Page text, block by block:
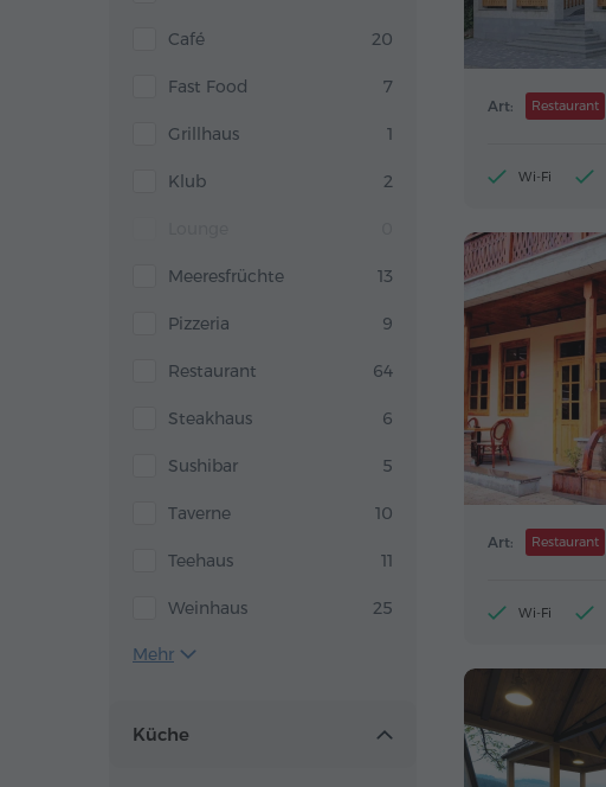
Café 20
Fast Food 7
Grillhaus 1
Klub 2
Meeresfrüchte 13
Pizzeria 9
Restaurant 64
Steakhaus 6
Sushibar 5
Taverne 10
Teehaus 11
Weinhaus 25
Mehr
Küche
Art: Restaurant
Wi-Fi
Art: Restaurant
Wi-Fi